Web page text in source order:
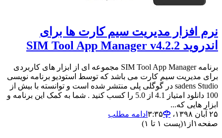
نرم افزار مدیریت سیم کارت ها برای
اندروید SIM Tool App Manager v4.2.2
برنامه SIM Tool App Manager مجموعه ای از ابزار های کاربردی
برای مدیریت سیم کارت می باشد که توسط استودیو برنامه نویسی
sadens Studio در گوگلی پلی منتشر شده است و توانسته با بیش از
100 دانلود امتیاز 4.1 از 5.0 را کسب کنید . شما به کمک این برنامه و
ابزار هایی که...
۲۵ آبان ۱۳۹۸،‏ ۳:۳۵
ادامه مطلب
صفحه ۱ از ۱(پست ۱ تا ۱)